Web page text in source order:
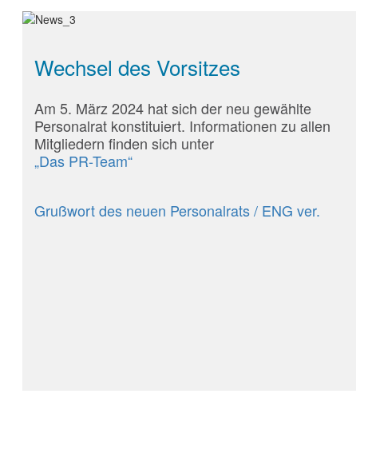
Wechsel des Vorsitzes
Am 5. März 2024 hat sich der neu gewählte
Personalrat konstituiert. Informationen zu allen
Mitgliedern finden sich unter
„Das PR-Team“
Grußwort des neuen Personalrats/ ENG ver.